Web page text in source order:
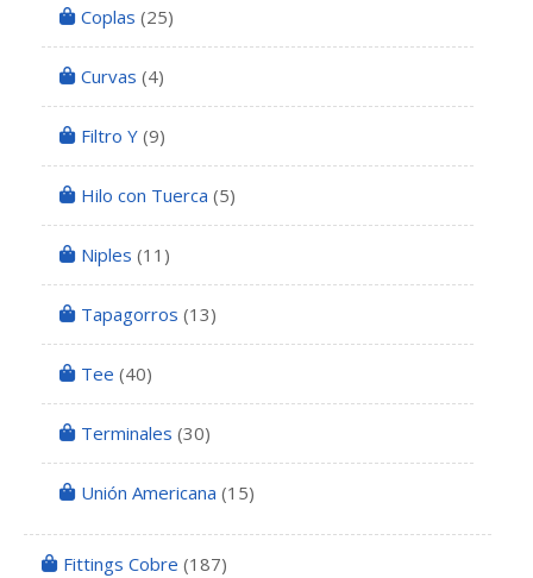
Coplas (25)
Curvas (4)
Filtro Y (9)
Hilo con Tuerca (5)
Niples (11)
Tapagorros (13)
Tee (40)
Terminales (30)
Unión Americana (15)
Fittings Cobre (187)